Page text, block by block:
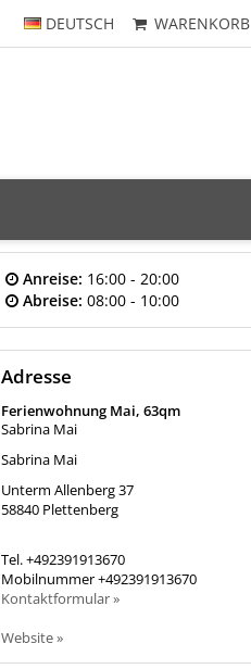
DEUTSCH WARENKORB
Anreise: 16:00 - 20:00
Abreise: 08:00 - 10:00
Adresse
Ferienwohnung Mai, 63qm
Sabrina Mai
Sabrina Mai
Unterm Allenberg 37
58840 Plettenberg
Tel.+492391913670
Mobilnummer+492391913670
Kontaktformular »
Website »